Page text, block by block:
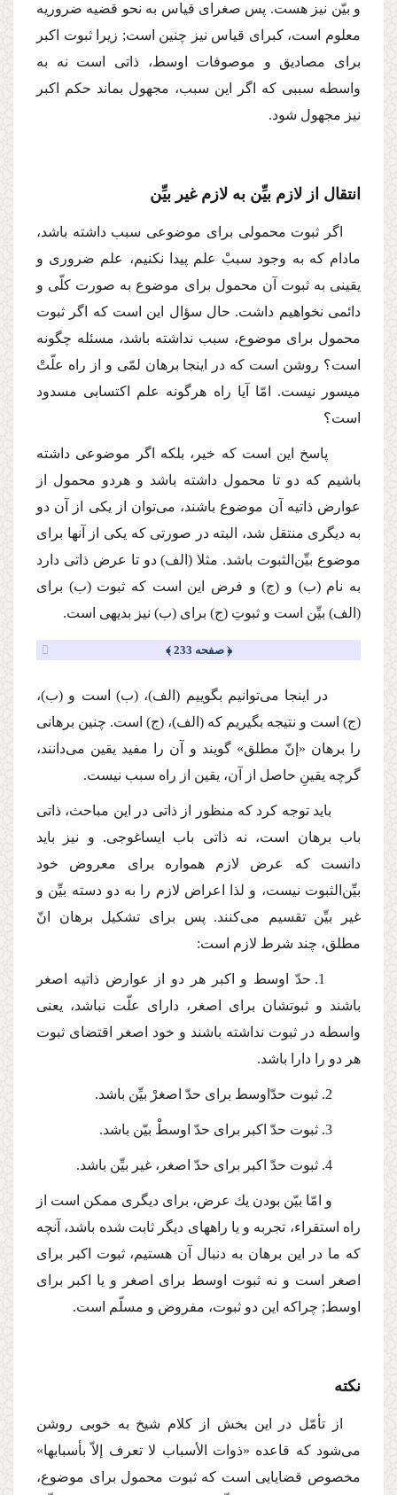
و بیّن نیز هست. پس صغرای قیاس به نحو قضیه ضروریه
معلوم است، كبرای قیاس نیز چنین است; زیرا ثبوت اكبر
برای مصادیق و موصوفات اوسط، ذاتی است نه به
واسطه سببی كه اگر این سبب، مجهول بماند حكم اكبر
نیز مجهول شود.
انتقال از لازم بیِّن به لازم غیر بیِّن
اگر ثبوت محمولی برای موضوعی سبب داشته باشد،
مادام كه به وجود سببْ علم پیدا نكنیم، علم ضروری و
یقینی به ثبوت آن محمول برای موضوع به صورت كلّی و
دائمی نخواهیم داشت. حال سؤال این است كه اگر ثبوت
محمول برای موضوع، سبب نداشته باشد، مسئله چگونه
است؟ روشن است كه در اینجا برهان لمّی و از راه علّتْ
میسور نیست. امّا آیا راه هرگونه علم اكتسابی مسدود
است؟
پاسخ این است كه خیر، بلكه اگر موضوعی داشته
باشیم كه دو تا محمول داشته باشد و هردو محمول از
عوارض ذاتیه آن موضوع باشند، می‌توان از یكی از آن دو
به دیگری منتقل شد، البته در صورتی كه یكی از آنها برای
موضوع بیِّن‌الثبوت باشد. مثلا (الف) دو تا عرض ذاتی دارد
به نام (ب) و (ج) و فرض این است كه ثبوت (ب) برای
(الف) بیِّن است و ثبوتِ (ج) برای (ب) نیز بدیهی است.
﴿ صفحه 233 ﴾
در اینجا می‌توانیم بگوییم (الف)، (ب) است و (ب)،
(ج) است و نتیجه بگیریم كه (الف)، (ج) است. چنین برهانی
را برهان «إنّ مطلق» گویند و آن را مفید یقین می‌دانند،
گرچه یقینِ حاصل از آن، یقین از راه سبب نیست.
باید توجه كرد كه منظور از ذاتی در این مباحث، ذاتی
باب برهان است، نه ذاتی باب ایساغوجی. و نیز باید
دانست كه عرض لازم همواره برای معروض خود
بیِّن‌الثبوت نیست، و لذا اعراض لازم را به دو دسته بیِّن و
غیر بیِّن تقسیم می‌كنند. پس برای تشكیل برهان انّ
مطلق، چند شرط لازم است:
1. حدّ اوسط و اكبر هر دو از عوارض ذاتیه اصغر
باشند و ثبوتشان برای اصغر، دارای علّت نباشد، یعنی
واسطه در ثبوت نداشته باشند و خود اصغر اقتضای ثبوت
هر دو را دارا باشد.
و امّا بیّن بودن یك عرض، برای دیگری ممكن است از
راه استقراء، تجربه و یا راههای دیگر ثابت شده باشد، آنچه
كه ما در این برهان به دنبال آن هستیم، ثبوت اكبر برای
اصغر است و نه ثبوت اوسط برای اصغر و یا اكبر برای
اوسط; چراكه این دو ثبوت، مفروض و مسلّم است.
نكته
از تأمّل در این بخش از كلام شیخ به خوبی روشن
می‌شود كه قاعده «ذوات الأسباب لا تعرف إلاّ بأسبابها»
مخصوص قضایایی است كه ثبوت محمول برای موضوع،